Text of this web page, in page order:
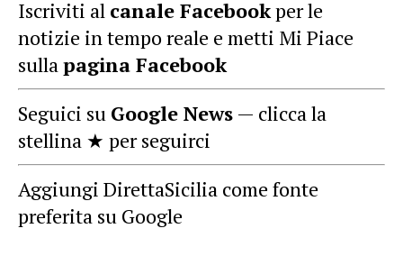
Iscriviti al canale Facebookper le
notizie in tempo reale e metti Mi Piace
sullapagina Facebook
Seguici su Google News — clicca la
stellina ★ per seguirci
Aggiungi DirettaSicilia come fonte
preferita su Google